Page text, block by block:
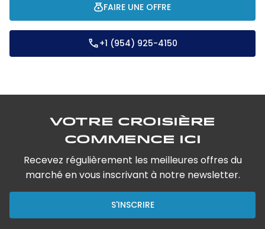
FAIRE UNE OFFRE
+1 (954) 925-4150
Votre croisière
commence ici
Recevez régulièrement les meilleures offres du
marché en vous inscrivant à notre newsletter.
S'INSCRIRE